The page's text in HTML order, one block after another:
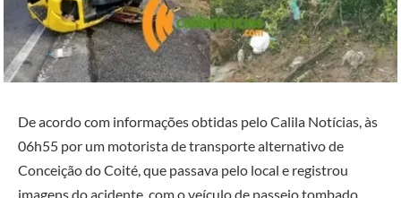
De acordo com informações obtidas pelo Calila Notícias, às
06h55 por um motorista de transporte alternativo de
Conceição do Coité, que passava pelo local e registrou
imagens do acidente, com o veículo de passeio tombado